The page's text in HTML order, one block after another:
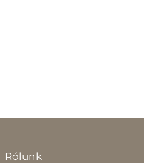
Rólunk